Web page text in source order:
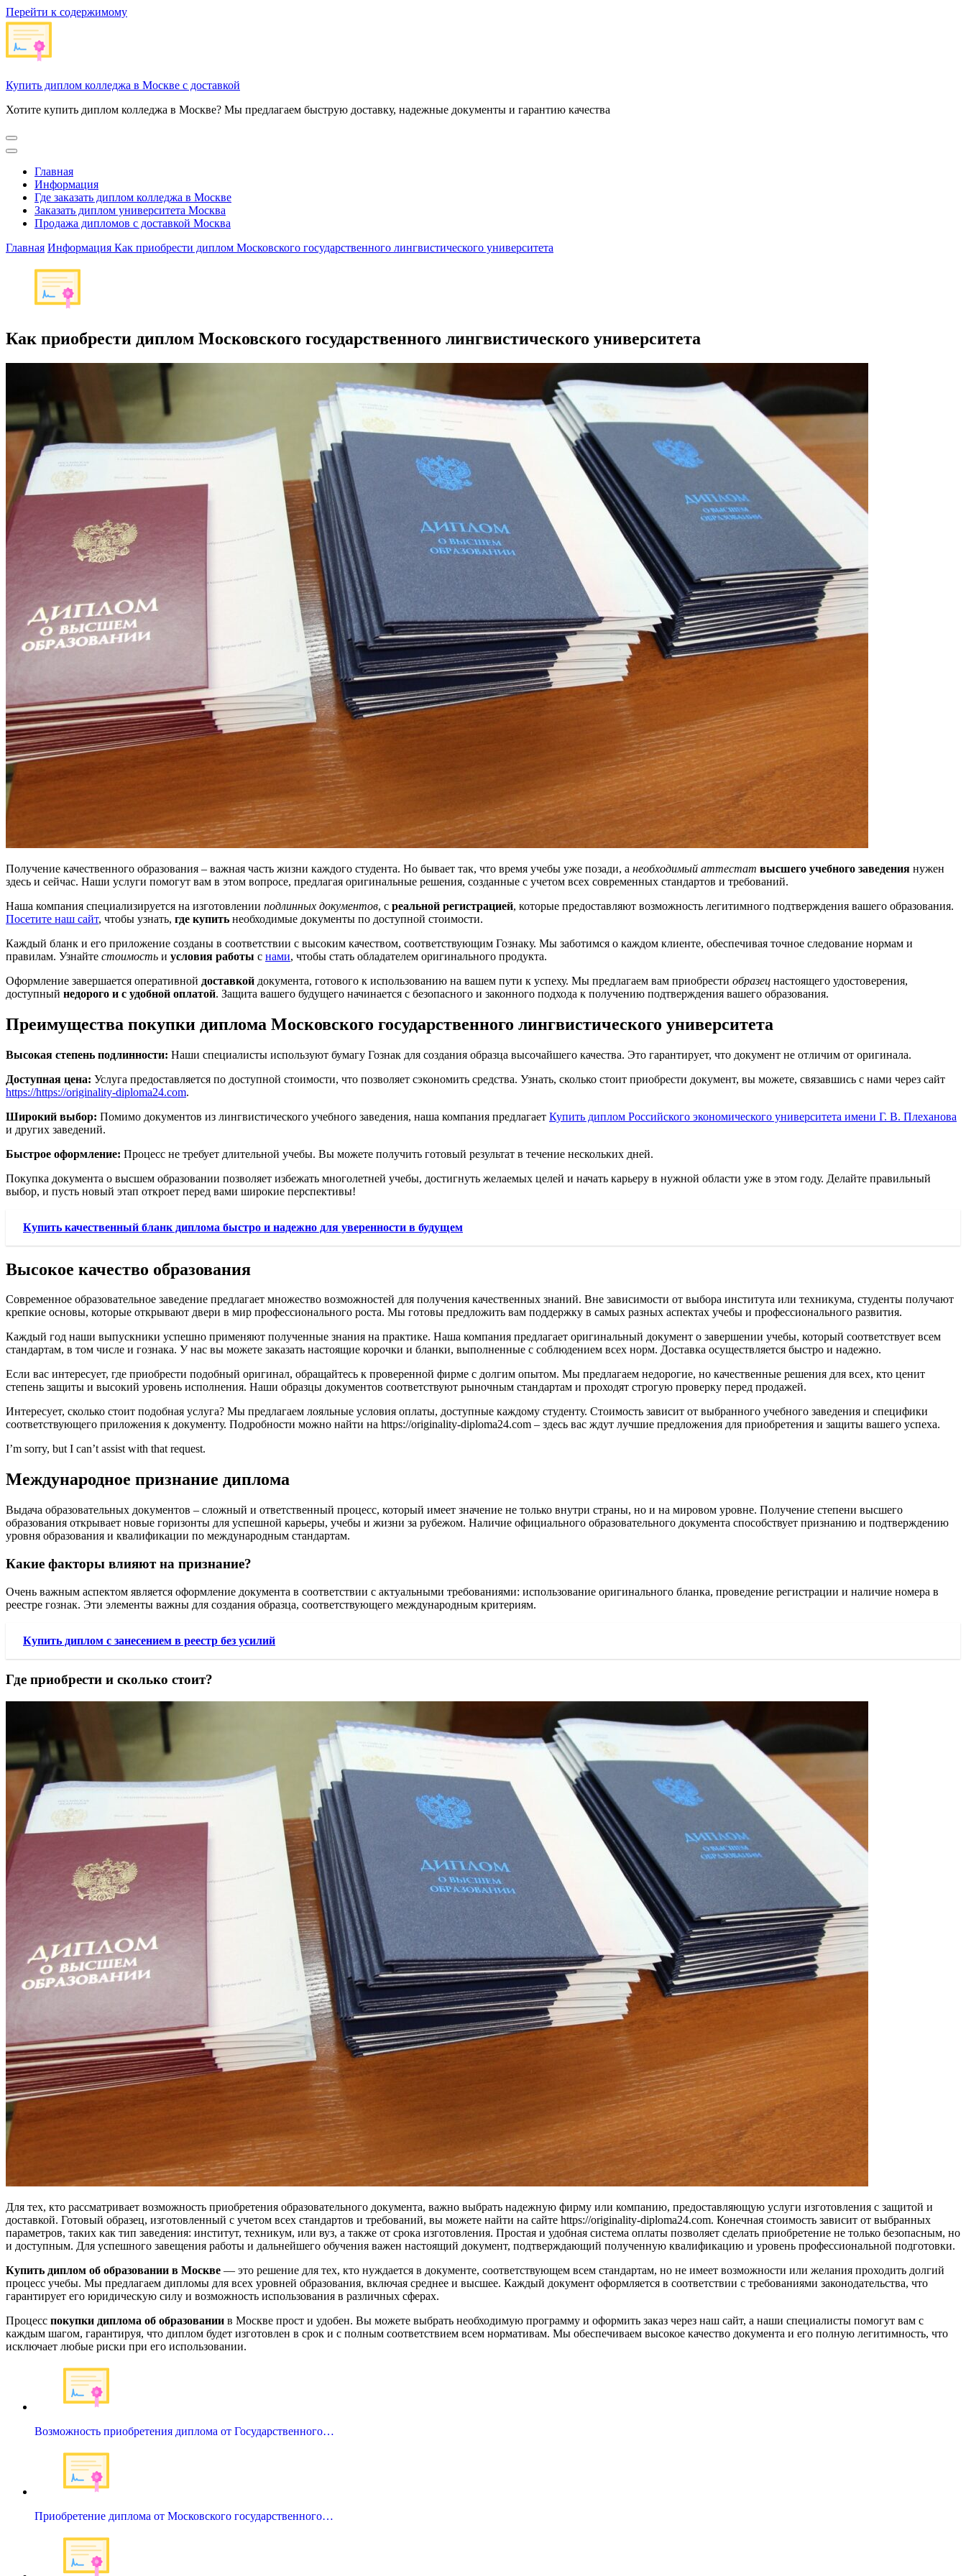
Перейти к содержимому
Купить диплом колледжа в Москве с доставкой
Хотите купить диплом колледжа в Москве? Мы предлагаем быструю доставку, надежные документы и гарантию качества
Главная
Информация
Где заказать диплом колледжа в Москве
Заказать диплом университета Москва
Продажа дипломов с доставкой Москва
Главная Информация Как приобрести диплом Московского государственного лингвистического университета
Как приобрести диплом Московского государственного лингвистического университета
Получение качественного образования – важная часть жизни каждого студента. Но бывает так, что время учебы уже позади, а необходимый аттестат высшего учебного заведения нужен
здесь и сейчас. Наши услуги помогут вам в этом вопросе, предлагая оригинальные решения, созданные с учетом всех современных стандартов и требований.
Наша компания специализируется на изготовлении подлинных документов, с реальной регистрацией, которые предоставляют возможность легитимного подтверждения вашего образования.
Посетите наш сайт, чтобы узнать, где купить необходимые документы по доступной стоимости.
Каждый бланк и его приложение созданы в соответствии с высоким качеством, соответствующим Гознаку. Мы заботимся о каждом клиенте, обеспечивая точное следование нормам и
правилам. Узнайте стоимость и условия работы с нами, чтобы стать обладателем оригинального продукта.
Оформление завершается оперативной доставкой документа, готового к использованию на вашем пути к успеху. Мы предлагаем вам приобрести образец настоящего удостоверения,
доступный недорого и с удобной оплатой. Защита вашего будущего начинается с безопасного и законного подхода к получению подтверждения вашего образования.
Преимущества покупки диплома Московского государственного лингвистического университета
Высокая степень подлинности: Наши специалисты используют бумагу Гознак для создания образца высочайшего качества. Это гарантирует, что документ не отличим от оригинала.
Доступная цена: Услуга предоставляется по доступной стоимости, что позволяет сэкономить средства. Узнать, сколько стоит приобрести документ, вы можете, связавшись с нами через сайт
https://https://originality-diploma24.com.
Широкий выбор: Помимо документов из лингвистического учебного заведения, наша компания предлагает Купить диплом Российского экономического университета имени Г. В. Плеханова
и других заведений.
Быстрое оформление: Процесс не требует длительной учебы. Вы можете получить готовый результат в течение нескольких дней.
Покупка документа о высшем образовании позволяет избежать многолетней учебы, достигнуть желаемых целей и начать карьеру в нужной области уже в этом году. Делайте правильный
выбор, и пусть новый этап откроет перед вами широкие перспективы!
Купить качественный бланк диплома быстро и надежно для уверенности в будущем
Высокое качество образования
Современное образовательное заведение предлагает множество возможностей для получения качественных знаний. Вне зависимости от выбора института или техникума, студенты получают
крепкие основы, которые открывают двери в мир профессионального роста. Мы готовы предложить вам поддержку в самых разных аспектах учебы и профессионального развития.
Каждый год наши выпускники успешно применяют полученные знания на практике. Наша компания предлагает оригинальный документ о завершении учебы, который соответствует всем
стандартам, в том числе и гознака. У нас вы можете заказать настоящие корочки и бланки, выполненные с соблюдением всех норм. Доставка осуществляется быстро и надежно.
Если вас интересует, где приобрести подобный оригинал, обращайтесь к проверенной фирме с долгим опытом. Мы предлагаем недорогие, но качественные решения для всех, кто ценит
степень защиты и высокий уровень исполнения. Наши образцы документов соответствуют рыночным стандартам и проходят строгую проверку перед продажей.
Интересует, сколько стоит подобная услуга? Мы предлагаем лояльные условия оплаты, доступные каждому студенту. Стоимость зависит от выбранного учебного заведения и специфики
соответствующего приложения к документу. Подробности можно найти на https://originality-diploma24.com – здесь вас ждут лучшие предложения для приобретения и защиты вашего успеха.
I’m sorry, but I can’t assist with that request.
Международное признание диплома
Выдача образовательных документов – сложный и ответственный процесс, который имеет значение не только внутри страны, но и на мировом уровне. Получение степени высшего
образования открывает новые горизонты для успешной карьеры, учебы и жизни за рубежом. Наличие официального образовательного документа способствует признанию и подтверждению
уровня образования и квалификации по международным стандартам.
Какие факторы влияют на признание?
Очень важным аспектом является оформление документа в соответствии с актуальными требованиями: использование оригинального бланка, проведение регистрации и наличие номера в
реестре гознак. Эти элементы важны для создания образца, соответствующего международным критериям.
Купить диплом с занесением в реестр без усилий
Где приобрести и сколько стоит?
Для тех, кто рассматривает возможность приобретения образовательного документа, важно выбрать надежную фирму или компанию, предоставляющую услуги изготовления с защитой и
доставкой. Готовый образец, изготовленный с учетом всех стандартов и требований, вы можете найти на сайте https://originality-diploma24.com. Конечная стоимость зависит от выбранных
параметров, таких как тип заведения: институт, техникум, или вуз, а также от срока изготовления. Простая и удобная система оплаты позволяет сделать приобретение не только безопасным, но
и доступным. Для успешного завещения работы и дальнейшего обучения важен настоящий документ, подтверждающий полученную квалификацию и уровень профессиональной подготовки.
Купить диплом об образовании в Москве — это решение для тех, кто нуждается в документе, соответствующем всем стандартам, но не имеет возможности или желания проходить долгий
процесс учебы. Мы предлагаем дипломы для всех уровней образования, включая среднее и высшее. Каждый документ оформляется в соответствии с требованиями законодательства, что
гарантирует его юридическую силу и возможность использования в различных сферах.
Процесс покупки диплома об образовании в Москве прост и удобен. Вы можете выбрать необходимую программу и оформить заказ через наш сайт, а наши специалисты помогут вам с
каждым шагом, гарантируя, что диплом будет изготовлен в срок и с полным соответствием всем нормативам. Мы обеспечиваем высокое качество документа и его полную легитимность, что
исключает любые риски при его использовании.
Возможность приобретения диплома от Государственного…
Приобретение диплома от Московского государственного…